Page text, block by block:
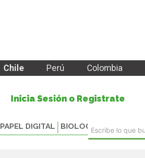
Chile Perú Colombia
Inicia Sesión o Registrate
PAPEL DIGITAL BIOLOGICALS